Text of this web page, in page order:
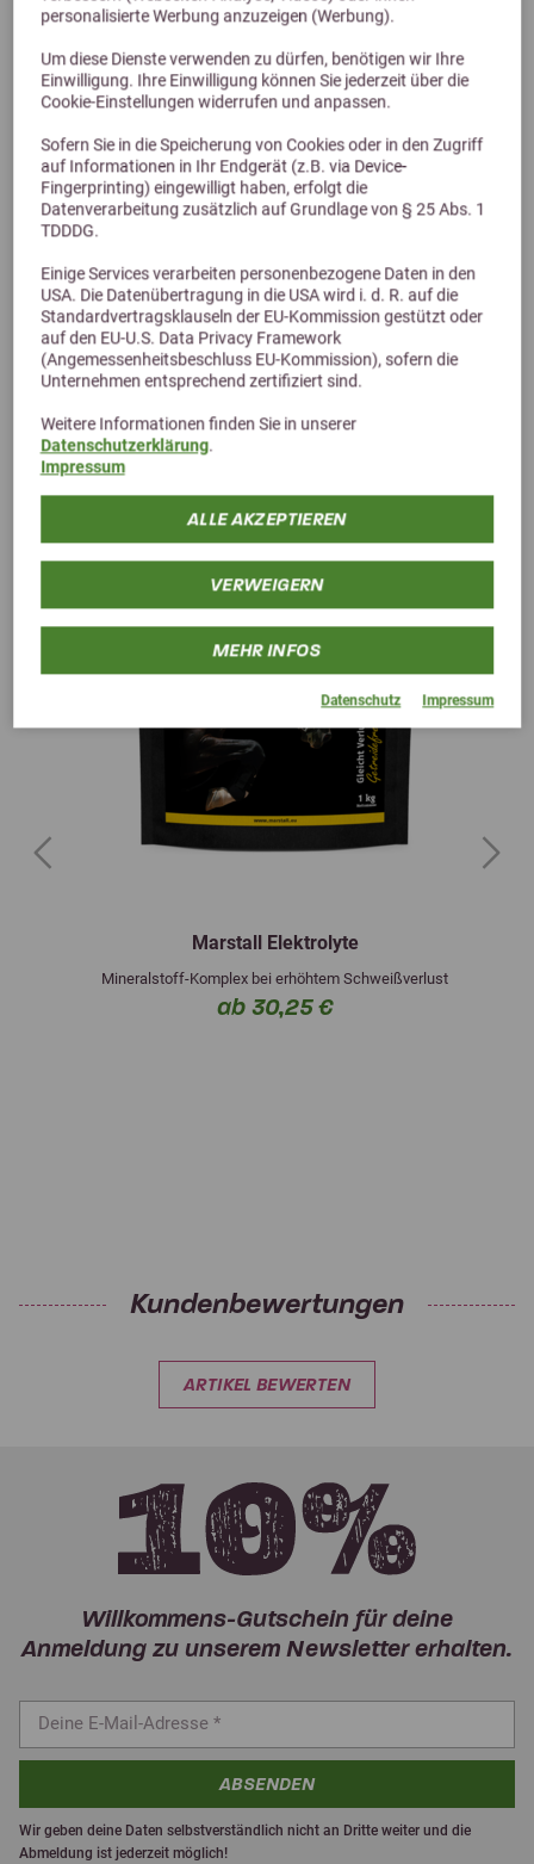
personalisierte Werbung anzuzeigen (Werbung).
Um diese Dienste verwenden zu dürfen, benötigen wir Ihre
Einwilligung. Ihre Einwilligung können Sie jederzeit über die
Cookie-Einstellungen widerrufen und anpassen.
Sofern Sie in die Speicherung von Cookies oder in den Zugriff
auf Informationen in Ihr Endgerät (z.B. via Device-
Fingerprinting) eingewilligt haben, erfolgt die
Datenverarbeitung zusätzlich auf Grundlage von § 25 Abs. 1
TDDDG.
Einige Services verarbeiten personenbezogene Daten in den
USA. Die Datenübertragung in die USA wird i. d. R. auf die
Standardvertragsklauseln der EU-Kommission gestützt oder
auf den EU-U.S. Data Privacy Framework
(Angemessenheitsbeschluss EU-Kommission), sofern die
Unternehmen entsprechend zertifiziert sind.
Weitere Informationen finden Sie in unserer
Datenschutzerklärung.
Impressum
ALLE AKZEPTIEREN
VERWEIGERN
MEHR INFOS
Datenschutz Impressum
Equanis VitaminBooster 1L
32,99 €
Alternative Produkte
Marstall Elektrolyte
Mineralstoff-Komplex bei erhöhtem Schweißverlust
ab 30,25 €
Previous Next
Kundenbewertungen
ARTIKEL BEWERTEN
Willkommens-Gutschein für deine
Anmeldung zu unserem Newsletter erhalten.
ABSENDEN
Wir geben deine Daten selbstverständlich nicht an Dritte weiter und die
Abmeldung ist jederzeit möglich!